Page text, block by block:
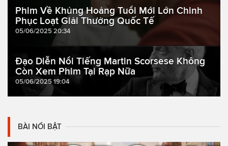
Phim Về Khủng Hoảng Tuổi Mới Lớn Chinh
Phục Loạt Giải Thưởng Quốc Tế
05/06/2025 20:34
Đạo Diễn Nổi Tiếng Martin Scorsese Không
Còn Xem Phim Tại Rạp Nữa
05/06/2025 19:04
BÀI NỔI BẬT